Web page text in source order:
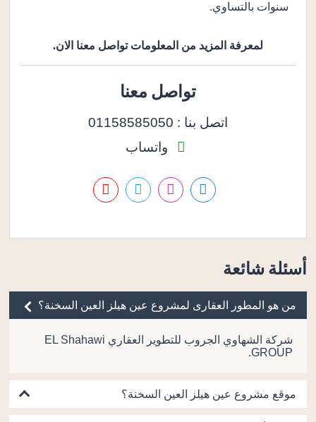
سنوات بالتساوي.
لمعرفة المزيد من المعلومات تواصل معنا الان.
تواصل معنا
اتصل بنا : 01158585050
واتساب
أسئلة شائعة
من هو المطور العقارى لمشروع عين هيلز العين السخنة؟
شركة الشهاوي الجروب للتطوير العقاري EL Shahawi
GROUP.
موقع مشروع عين هيلز العين السخنة؟